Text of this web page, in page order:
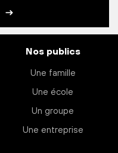
Nos publics
Une famille
Une école
Un groupe
Une entreprise